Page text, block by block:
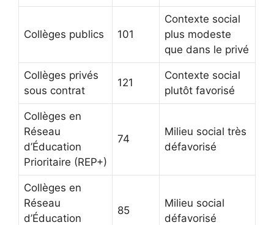
Collèges publics 101
Contexte social
plus modeste
que dans le privé
Collèges privés
sous contrat
121
Contexte social
plutôt favorisé
Collèges en
Réseau
d’Éducation
Prioritaire (REP+)
74
Milieu social très
défavorisé
Collèges en
Réseau
d’Éducation
85
Milieu social
défavorisé